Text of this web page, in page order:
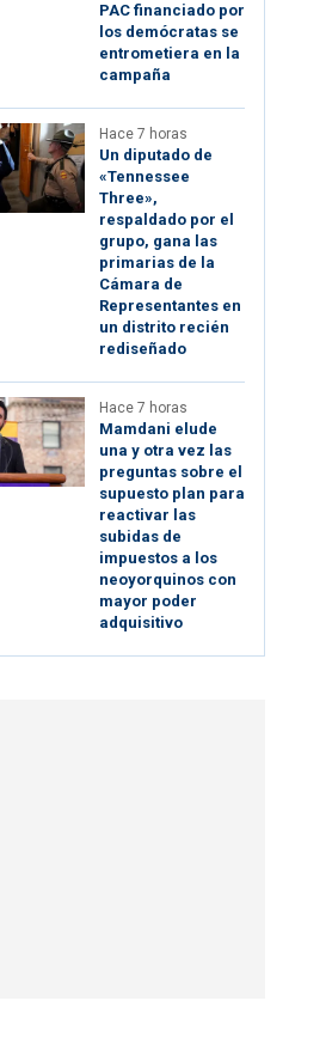
PAC financiado por
los demócratas se
entrometiera en la
campaña
Hace 7 horas
Un diputado de
«Tennessee
Three»,
respaldado por el
grupo, gana las
primarias de la
Cámara de
Representantes en
un distrito recién
rediseñado
Hace 7 horas
Mamdani elude
una y otra vez las
preguntas sobre el
supuesto plan para
reactivar las
subidas de
impuestos a los
neoyorquinos con
mayor poder
adquisitivo